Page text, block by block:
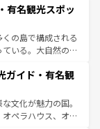
照してほしい。
グ、エンターテイ
。一方、アメリカ
ニオンやイエロー
きる。さらに、南
で異なる魅力を楽
感じることができ
の旅も、アメリカ
い。
有名観光スポッ
の島で構成される
いる。大自然の神
地といえばオアフ
島やカウアイ島が
をはじめ、豊かな
ピリット」と呼ば
ガイド・有名観
文化が魅力の国。
ペラハウス、オー